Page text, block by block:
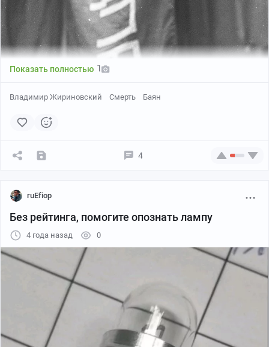
https://rbc-
Показать полностью 1
Владимир Жириновский Смерть Баян
4
ruEfiop
Без рейтинга, помогите опознать лампу
4 года назад 0